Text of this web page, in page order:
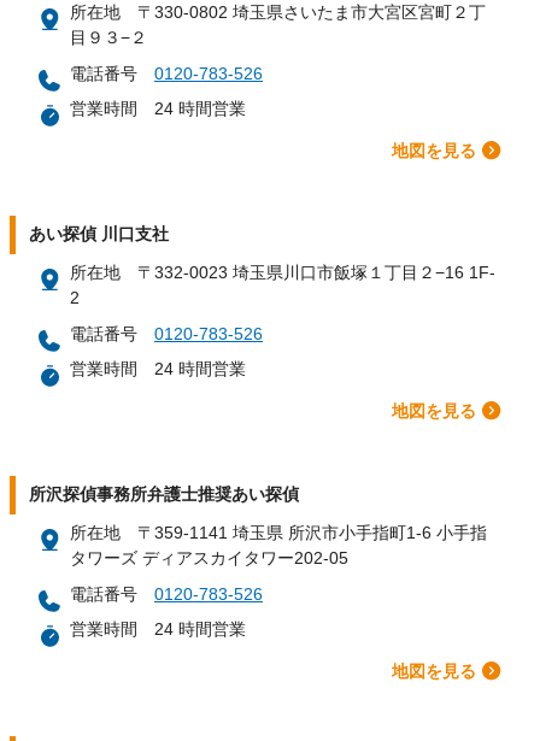
所在地
〒330-0802 埼玉県さいたま市大宮区宮町２丁
目９３−２
電話番号
0120-783-526
営業時間
24 時間営業
地図を見る
あい探偵 川口支社
所在地
〒332-0023 埼玉県川口市飯塚１丁目２−16 1F-
2
電話番号
0120-783-526
営業時間
24 時間営業
地図を見る
所沢探偵事務所弁護士推奨あい探偵
所在地
〒359-1141 埼玉県 所沢市小手指町1-6 小手指
タワーズ ディアスカイタワー202-05
電話番号
0120-783-526
営業時間
24 時間営業
地図を見る